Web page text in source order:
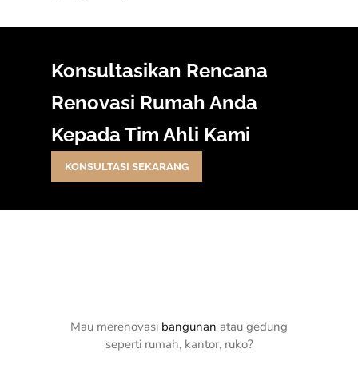
Konsultasikan Rencana
Renovasi Rumah Anda
Kepada Tim Ahli Kami
KONSULTASI SEKARANG
Mau merenovasi bangunan atau gedung
seperti rumah, kantor, ruko?